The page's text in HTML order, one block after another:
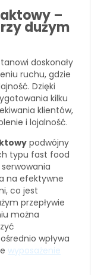
–
dużym
doskonały
ruchu, gdzie
Dzięki
kilku
klientów,
i lojalność.
podwójny
typu fast food
na efektywne
co jest
przepływie
można
wpływa
wyposażenie